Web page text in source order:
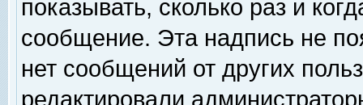
показывать, сколько раз и
сообщение. Эта надпись не
нет сообщений от других
редактировали